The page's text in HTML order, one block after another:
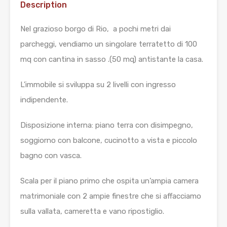
Description
Nel grazioso borgo di Rio, a pochi metri dai
parcheggi, vendiamo un singolare terratetto di 100
mq con cantina in sasso .(50 mq) antistante la casa.
L’immobile si sviluppa su 2 livelli con ingresso
indipendente.
Disposizione interna: piano terra con disimpegno,
soggiorno con balcone, cucinotto a vista e piccolo
bagno con vasca.
Scala per il piano primo che ospita un’ampia camera
matrimoniale con 2 ampie finestre che si affacciamo
sulla vallata, cameretta e vano ripostiglio.